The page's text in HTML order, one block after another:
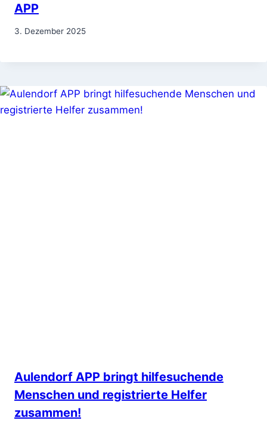
APP
3. Dezember 2025
Aulendorf APP bringt hilfesuchende
Menschen und registrierte Helfer
zusammen!